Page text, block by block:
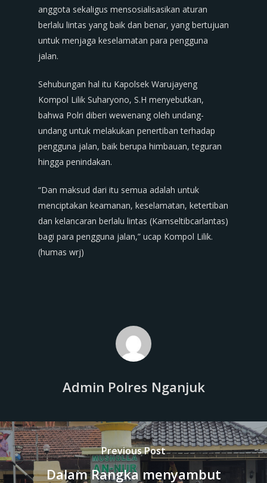
anggota sekaligus mensosialisasikan aturan
berlalu lintas yang baik dan benar, yang bertujuan
untuk menjaga keselamatan para pengguna
jalan.
Sehubungan hal itu Kapolsek Warujayeng
Kompol Lilik Suharyono, S.H menyebutkan,
bahwa Polri diberi wewenang oleh undang-
undang untuk melakukan penertiban terhadap
pengguna jalan, baik berupa himbauan, teguran
hingga penindakan.
“Dan maksud dari itu semua adalah untuk
menciptakan keamanan, keselamatan, ketertiban
dan kelancaran berlalu lintas (Kamseltibcarlantas)
bagi para pengguna jalan,” ucap Kompol Lilik.
(humas wrj)
Admin Polres Nganjuk
Previous Post
Dalam Rangka menyambut